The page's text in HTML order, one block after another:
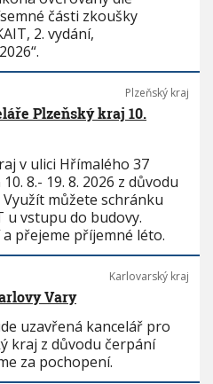
části zkoušky
2. vydání,
Plzeňský kraj
Plzeňský kraj 10.
v ulici Hřímalého 37
8.- 19. 8. 2026 z důvodu
můžete schránku
u vstupu do budovy.
přejeme příjemné léto.
Karlovarský kraj
Vary
uzavřená kancelář pro
kraj z důvodu čerpání
za pochopení.